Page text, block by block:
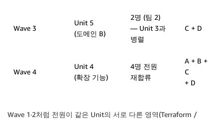
Wave 3
Unit 5
(도메인 B)
2명 (팀 2)
— Unit 3과
병렬
C + D
Wave 4
Unit 4
(확장 기능)
4명 전원
재합류
A + B +
C
+ D
Wave 1·2처럼 전원이 같은 Unit의 서로 다른 영역(Terraform /